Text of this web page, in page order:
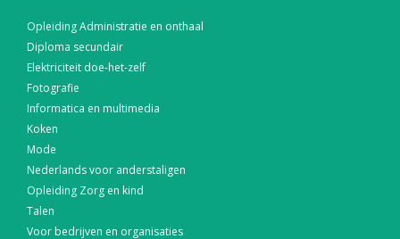
Opleiding Administratie en onthaal
Diploma secundair
Elektriciteit doe-het-zelf
Fotografie
Informatica en multimedia
Koken
Mode
Nederlands voor anderstaligen
Opleiding Zorg en kind
Talen
Voor bedrijven en organisaties